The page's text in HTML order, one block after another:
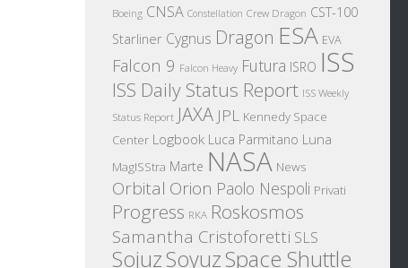
Boeing CNSA Constellation Crew Dragon CST-100
Starliner Cygnus Dragon ESA EVA
Falcon 9 Falcon Heavy Futura ISRO ISS
ISS Daily Status Report ISS Weekly
Status Report JAXA JPL Kennedy Space
Center Logbook Luca Parmitano Luna
MagISStra Marte NASA News
Orbital Orion Paolo Nespoli Privati
Progress RKA Roskosmos
Samantha Cristoforetti SLS
SojuzSoyuzSpace Shuttle